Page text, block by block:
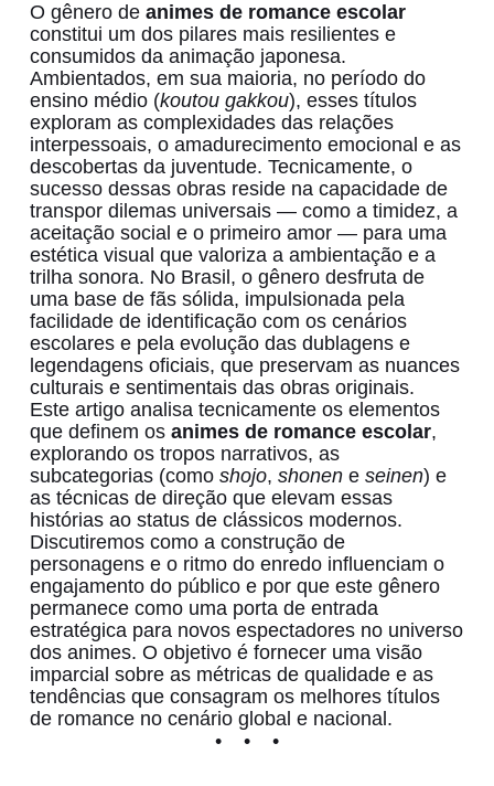
O gênero de animes de romance escolar
constitui um dos pilares mais resilientes e
consumidos da animação japonesa.
Ambientados, em sua maioria, no período do
ensino médio (koutou gakkou), esses títulos
exploram as complexidades das relações
interpessoais, o amadurecimento emocional e as
descobertas da juventude. Tecnicamente, o
sucesso dessas obras reside na capacidade de
transpor dilemas universais — como a timidez, a
aceitação social e o primeiro amor — para uma
estética visual que valoriza a ambientação e a
trilha sonora. No Brasil, o gênero desfruta de
uma base de fãs sólida, impulsionada pela
facilidade de identificação com os cenários
escolares e pela evolução das dublagens e
legendagens oficiais, que preservam as nuances
culturais e sentimentais das obras originais.
Este artigo analisa tecnicamente os elementos
que definem os animes de romance escolar,
explorando os tropos narrativos, as
subcategorias (como shojo, shonene seinen) e
as técnicas de direção que elevam essas
histórias ao status de clássicos modernos.
Discutiremos como a construção de
personagens e o ritmo do enredo influenciam o
engajamento do público e por que este gênero
permanece como uma porta de entrada
estratégica para novos espectadores no universo
dos animes. O objetivo é fornecer uma visão
imparcial sobre as métricas de qualidade e as
tendências que consagram os melhores títulos
de romance no cenário global e nacional.